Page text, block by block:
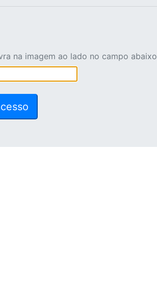
na imagem ao lado no campo abaixo